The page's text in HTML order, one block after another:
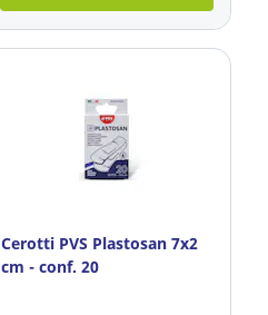
Cerotti PVS Plastosan 7x2
cm - conf. 20